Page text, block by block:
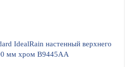
IdealRain настенный верхнего
мм хром B9445AA